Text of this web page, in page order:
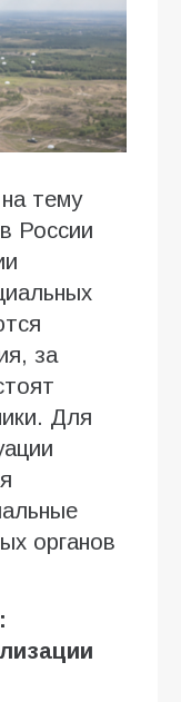
тему
России
за
Для
органов